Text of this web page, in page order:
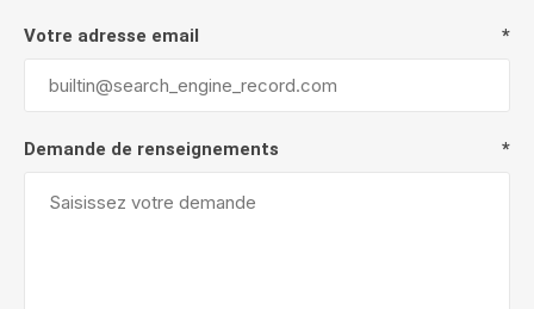
Votre adresse email *
Demande de renseignements *